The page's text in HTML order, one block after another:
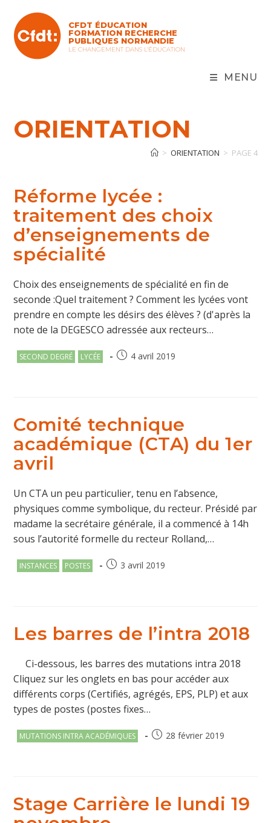
content
CFDT ÉDUCATION
FORMATION RECHERCHE
PUBLIQUES NORMANDIE
LE CHANGEMENT DANS L'ÉDUCATION
MENU
ORIENTATION
> ORIENTATION > PAGE 4
Réforme lycée :
traitement des choix
d’enseignements de
spécialité
Choix des enseignements de spécialité en fin de
seconde :Quel traitement ? Comment les lycées vont
prendre en compte les désirs des élèves ? (d'après la
note de la DEGESCO adressée aux recteurs…
Post
SECOND DEGRÉ LYCÉE
Publication
4 avril 2019
Comité technique
académique (CTA) du 1er
avril
Un CTA un peu particulier, tenu en l’absence,
physiques comme symbolique, du recteur. Présidé par
madame la secrétaire générale, il a commencé à 14h
sous l’autorité formelle du recteur Rolland,…
Post
INSTANCES POSTES
Publication
3 avril 2019
Les barres de l’intra 2018
Ci-dessous, les barres des mutations intra 2018
Cliquez sur les onglets en bas pour accéder aux
différents corps (Certifiés, agrégés, EPS, PLP) et aux
types de postes (postes fixes…
Post
MUTATIONS INTRA ACADÉMIQUES
Publication
28 février 2019
Stage Carrière le lundi 19